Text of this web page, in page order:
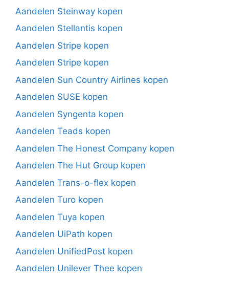
Aandelen Steinway kopen
Aandelen Stellantis kopen
Aandelen Stripe kopen
Aandelen Stripe kopen
Aandelen Sun Country Airlines kopen
Aandelen SUSE kopen
Aandelen Syngenta kopen
Aandelen Teads kopen
Aandelen The Honest Company kopen
Aandelen The Hut Group kopen
Aandelen Trans-o-flex kopen
Aandelen Turo kopen
Aandelen Tuya kopen
Aandelen UiPath kopen
Aandelen UnifiedPost kopen
Aandelen Unilever Thee kopen